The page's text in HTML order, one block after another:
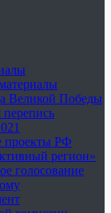
Великой Победы
перепись
проекты РФ
регион»
голосование